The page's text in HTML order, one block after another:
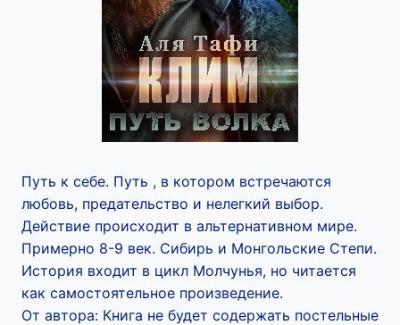
Путь к себе. Путь , в котором встречаются
любовь, предательство и нелегкий выбор.
Действие происходит в альтернативном мире.
Примерно 8-9 век. Сибирь и Монгольские Степи.
История входит в цикл Молчунья, но читается
как самостоятельное произведение.
От автора: Книга не будет содержать постельные